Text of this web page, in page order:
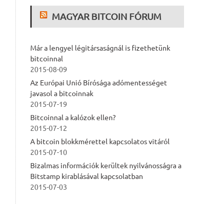
MAGYAR BITCOIN FÓRUM
Már a lengyel légitársaságnál is fizethetünk
bitcoinnal
2015-08-09
Az Európai Unió Bírósága adómentességet
javasol a bitcoinnak
2015-07-19
Bitcoinnal a kalózok ellen?
2015-07-12
A bitcoin blokkmérettel kapcsolatos vitáról
2015-07-10
Bizalmas információk kerültek nyilvánosságra a
Bitstamp kirablásával kapcsolatban
2015-07-03